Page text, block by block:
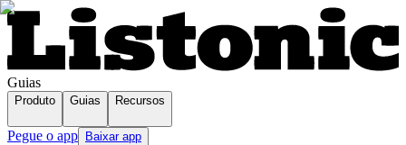
Guias
Produto Guias Recursos
Pegue o app Baixar app